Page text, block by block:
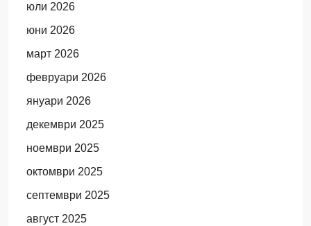
юли 2026
юни 2026
март 2026
февруари 2026
януари 2026
декември 2025
ноември 2025
октомври 2025
септември 2025
август 2025